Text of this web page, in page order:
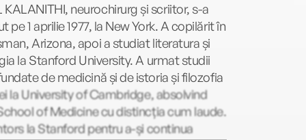
KALANITHI, neurochirurg și scriitor, s-a
pe 1 aprilie 1977, la New York. A copilărit în
Arizona, apoi a studiat literatura și
la Stanford University. A urmat studii
de medicină și de istoria și filozofia
la University of Cambridge, absolvind
of Medicine cu distincția cum laude.
la Stanford pentru a-și continua